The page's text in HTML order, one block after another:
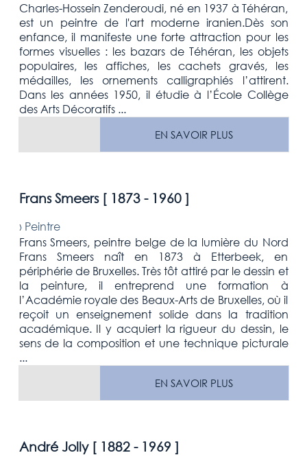
Charles-Hossein Zenderoudi, né en 1937 à Téhéran,
est un peintre de l'art moderne iranien.Dès son
enfance, il manifeste une forte attraction pour les
formes visuelles : les bazars de Téhéran, les objets
populaires, les affiches, les cachets gravés, les
médailles, les ornements calligraphiés l’attirent.
Dans les années 1950, il étudie à l’École Collège
des Arts Décoratifs ...
EN SAVOIR PLUS
Frans Smeers [ 1873 - 1960]
› Peintre
Frans Smeers, peintre belge de la lumière du Nord
Frans Smeers naît en 1873 à Etterbeek, en
périphérie de Bruxelles. Très tôt attiré par le dessin et
la peinture, il entreprend une formation à
l’Académie royale des Beaux-Arts de Bruxelles, où il
reçoit un enseignement solide dans la tradition
académique. Il y acquiert la rigueur du dessin, le
sens de la composition et une technique picturale
...
EN SAVOIR PLUS
André Jolly [ 1882 - 1969 ]